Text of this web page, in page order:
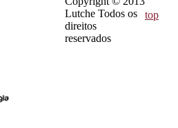
top
Lutche Todos os
direitos
reservados